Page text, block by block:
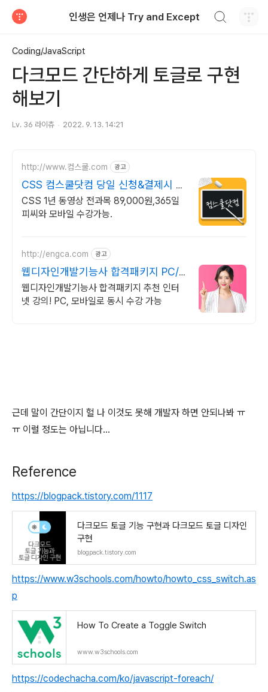
인생은 언제나 Try and Except
Coding/JavaScript
다크모드 간단하게 토글로 구현
해보기
Lv. 36 라이츄 2022. 9. 13. 14:21
http://www.컴스쿨.com 광고
CSS 컴스쿨닷컴 당일 신청&결제시 기
프티콘!
CSS 1년 동영상 전과목 89,000원,365일
피씨와 모바일 수강가능.
http://engca.com 광고
웹디자인개발기능사 합격패키지 PC/
스마트폰 동영상강의
웹디자인개발기능사 합격패키지 추천 인터
넷 강의! PC, 모바일로 동시 수강 가능
근데 말이 간단이지 헐 나 이것도 못해 개발자 하면 안되나봐 ㅠ
ㅠ 이럴 정도는 아닙니다…
Reference
https://blogpack.tistory.com/1117
다크모드 토글 기능 구현과 다크모드 토글 디자인
구현
blogpack.tistory.com
https://www.w3schools.com/howto/howto_css_switch.as
p
How To Create a Toggle Switch
www.w3schools.com
https://codechacha.com/ko/javascript-foreach/